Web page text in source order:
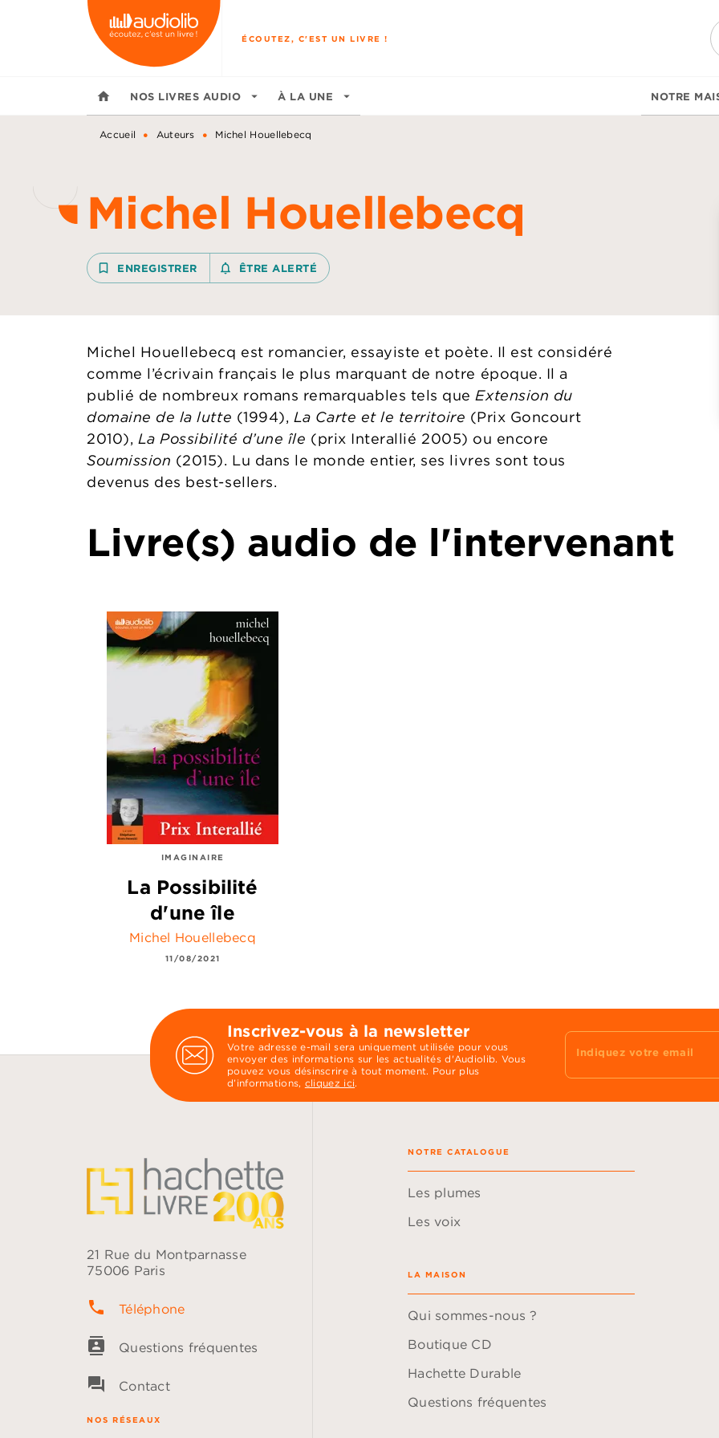
MENU RECHERCHE
ÉCOUTEZ, C'EST UN LIVRE !
home NOS LIVRES AUDIO arrow_drop_down À LA UNE arrow_drop_down NOTRE
Accueil • Auteurs • Michel Houellebecq
Michel Houellebecq
bookmark_border ENREGISTRER notifications_none_outlined
ÊTRE ALERTÉ
Michel Houellebecq est romancier, essayiste et poète. Il est considéré
comme l’écrivain français le plus marquant de notre époque. Il a
publié de nombreux romans remarquables tels queExtension du
domaine de la lutte (1994), La Carte et le territoire (Prix Goncourt
2010), La Possibilité d’une île (prix Interallié 2005) ou encore
Soumission (2015). Lu dans le monde entier, ses livres sont tous
devenus des best-sellers.
Livre(s) audio de l'intervenant
IMAGINAIRE
La Possibilité
d'une île
Michel Houellebecq
11/08/2021
Inscrivez-vous à la newsletter
Votre adresse e-mail sera uniquement utilisée pour vous
envoyer des informations sur les actualités d'Audiolib. Vous
pouvez vous désinscrire à tout moment. Pour plus
d’informations, cliquez ici.
Indiquez votre email
21 Rue du Montparnasse
75006 Paris
phone Téléphone
contacts Questions fréquentes
question_answer Contact
NOS RÉSEAUX
NOTRE CATALOGUE
Les plumes
Les voix
LA MAISON
Qui sommes-nous ?
Boutique CD
Hachette Durable
Questions fréquentes